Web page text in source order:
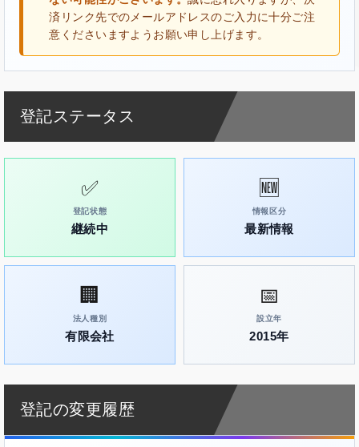
済リンク先でのメールアドレスのご入力に十分ご注
意くださいますようお願い申し上げます。
登記ステータス
✅
登記状態
継続中
🆕
情報区分
最新情報
🏢
法人種別
有限会社
📅
設立年
2015年
登記の変更履歴